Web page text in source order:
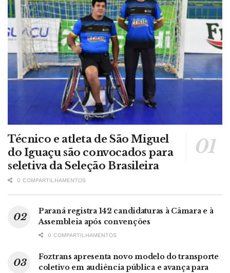
Técnico e atleta de São Miguel
do Iguaçu são convocados para
seletiva da Seleção Brasileira
0 COMPARTILHAMENTOS
Paraná registra 142 candidaturas à Câmara e à
Assembleia após convenções
0 COMPARTILHAMENTOS
Foztrans apresenta novo modelo do transporte
coletivo em audiência pública e avança para